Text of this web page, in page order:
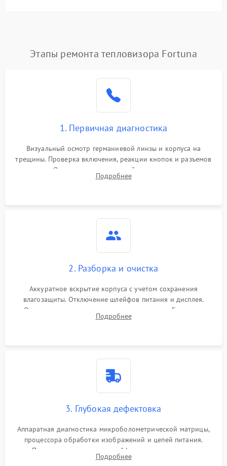
Этапы ремонта тепловизора Fortuna
1. Первичная диагностика
Визуальный осмотр германиевой линзы и корпуса на
трещины. Проверка включения, реакции кнопок и разъемов
зарядки. Оценка вывода тепловой сигнатуры на экран,
проверка базовых функций и считывание системных
Подробнее
2. Разборка и очистка
Аккуратное вскрытие корпуса с учетом сохранения
влагозащиты. Отключение шлейфов питания и дисплея.
Очистка внутренних плат от окислов и пыли. Бережная
обработка германиевого объектива специализированными
Подробнее
3. Глубокая дефектовка
Аппаратная диагностика микроболометрической матрицы,
процессора обработки изображений и цепей питания.
Проверка целостности шлейфов, модуля памяти и
интерфейсов связи. Выявление сгоревших SMD-компонентов
Подробнее